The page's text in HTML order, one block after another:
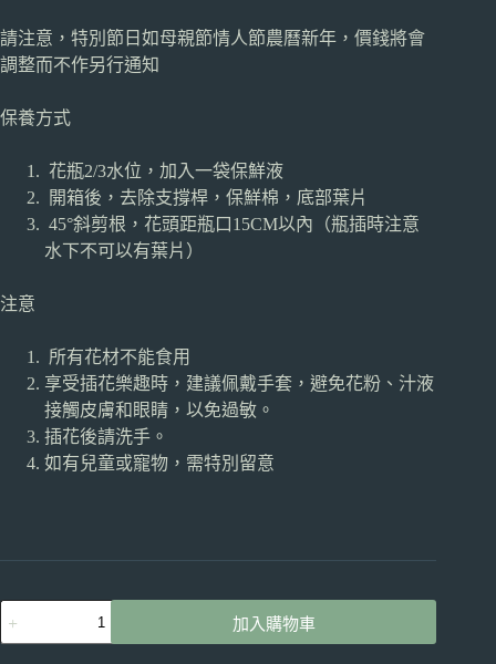
請注意，特別節日如母親節情人節農曆新年，價錢將會
調整而不作另行通知
保養方式
花瓶2/3水位，加入一袋保鮮液
開箱後，去除支撐桿，保鮮棉，底部葉片
45°斜剪根，花頭距瓶口15CM以內（瓶插時注意
水下不可以有葉片）
注意
所有花材不能食用
享受插花樂趣時，建議佩戴手套，避免花粉、汁液
接觸皮膚和眼睛，以免過敏。
插花後請洗手。
如有兒童或寵物，需特別留意
加入購物車